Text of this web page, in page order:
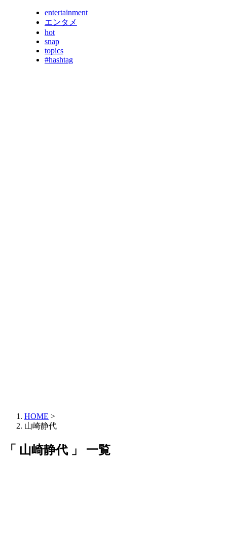
entertainment
エンタメ
hot
snap
topics
#hashtag
HOME >
山崎静代
「 山崎静代 」 一覧